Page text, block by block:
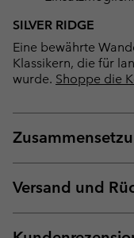
SILVER RIDGE
Eine bewährte
Klassikern, die für
wurde. Shoppe die
Versand und